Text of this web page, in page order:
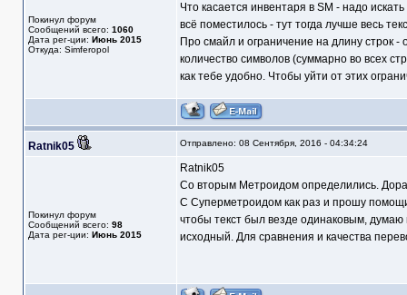
Покинул форум
Сообщений всего: 1060
Дата рег-ции: Июнь 2015
Откуда: Simferopol
Что касается инвентаря в SM - надо
всё поместилось - тут тогда лучше весь
Про смайл и ограничение на длину строк
количество символов (суммарно во всех
как тебе удобно. Чтобы уйти от этих
Ratnik05 Отправлено: 08 Сентября, 2016 - 04:34:24
Покинул форум
Сообщений всего: 98
Дата рег-ции: Июнь 2015
Ratnik05
Со вторым Метроидом определились.
С Суперметроидом как раз и прошу
чтобы текст был везде одинаковым,
исходный. Для сравнения и качества